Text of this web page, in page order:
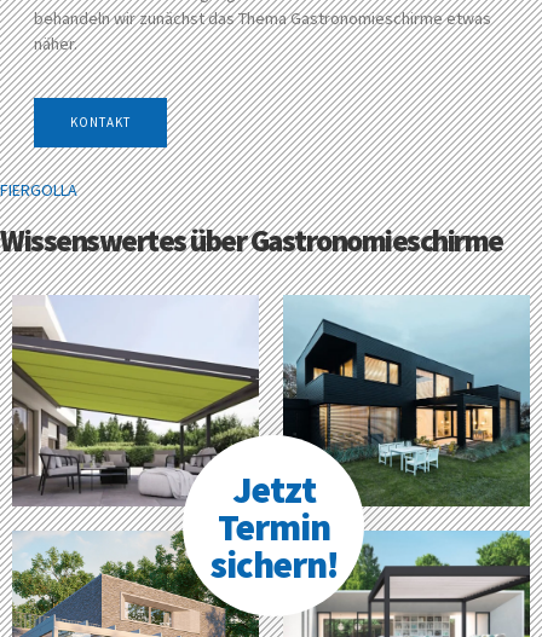
FIERGOLLA
Wissenswertes über Gastronomieschirme
Jetzt
Termin
sichern!
behandeln wir zunächst das Thema Gastronomieschirme etwas
näher.
KONTAKT